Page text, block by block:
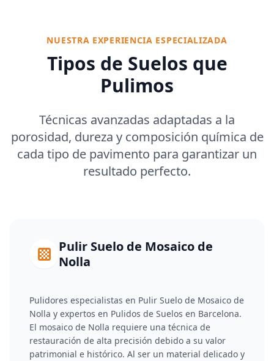
NUESTRA EXPERIENCIA ESPECIALIZADA
Tipos de Suelos que
Pulimos
Técnicas avanzadas adaptadas a la
porosidad, dureza y composición química de
cada tipo de pavimento para garantizar un
resultado perfecto.
Pulir Suelo de Mosaico de
Nolla
Pulidores especialistas en Pulir Suelo de Mosaico de
Nolla y expertos en Pulidos de Suelos en Barcelona.
El mosaico de Nolla requiere una técnica de
restauración de alta precisión debido a su valor
patrimonial e histórico. Al ser un material delicado y